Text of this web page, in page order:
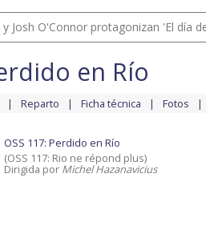
Josh O'Connor protagonizan 'El día
en Río
Reparto Ficha técnica Fotos
OSS 117: Perdido en Río
(OSS 117: Rio ne répond plus)
Dirigida por Michel Hazanavicius